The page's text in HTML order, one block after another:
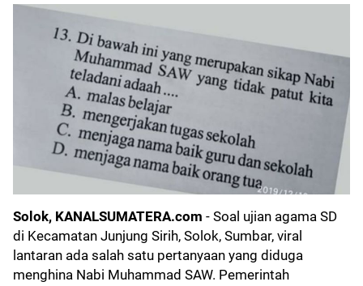
Solok, KANALSUMATERA.com - Soal ujian agama SD
di Kecamatan Junjung Sirih, Solok, Sumbar, viral
lantaran ada salah satu pertanyaan yang diduga
menghina Nabi Muhammad SAW. Pemerintah